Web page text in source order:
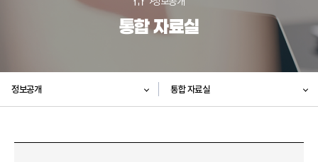
통합 자료실
정보공개 통합 자료실